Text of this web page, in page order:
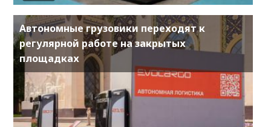
Автономные грузовики переходят к
регулярной работе на закрытых
площадках